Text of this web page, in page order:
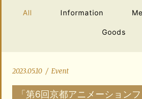
All Information
Goods
2023.05.10 / Event
「第6回京都アニメーション